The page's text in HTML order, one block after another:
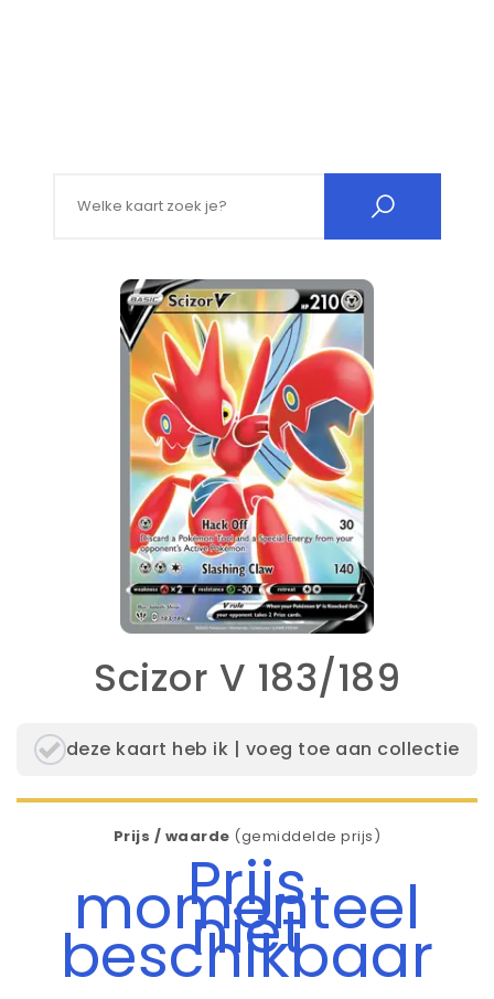
Scizor V 183/189
deze kaart heb ik | voeg toe aan collectie
Prijs / waarde (gemiddelde prijs)
Prijs
momenteel
niet
beschikbaar